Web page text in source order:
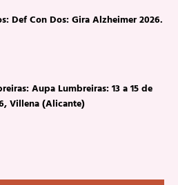
Def Con Dos: Gira Alzheimer 2026.
Aupa Lumbreiras: 13 a 15 de
Villena (Alicante)